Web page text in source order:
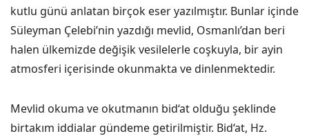
kutlu günü anlatan birçok eser yazılmıştır. Bunlar içinde
Süleyman Çelebi’nin yazdığı mevlid, Osmanlı’dan beri
halen ülkemizde değişik vesilelerle coşkuyla, bir ayin
atmosferi içerisinde okunmakta ve dinlenmektedir.
Mevlid okuma ve okutmanın bid‘at olduğu şeklinde
birtakım iddialar gündeme getirilmiştir. Bid‘at, Hz.